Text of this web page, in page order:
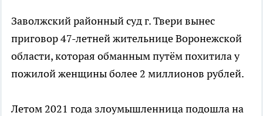
Заволжский районный суд г. Твери вынес
приговор 47-летней жительнице Воронежской
области, которая обманным путём похитила у
пожилой женщины более 2 миллионов рублей.
Летом 2021 года злоумышленница подошла на